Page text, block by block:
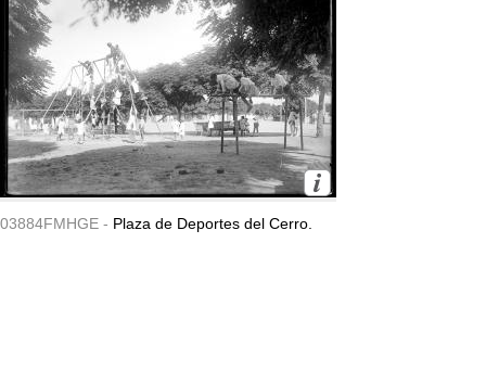
03884FMHGE - Plaza de Deportes del Cerro.